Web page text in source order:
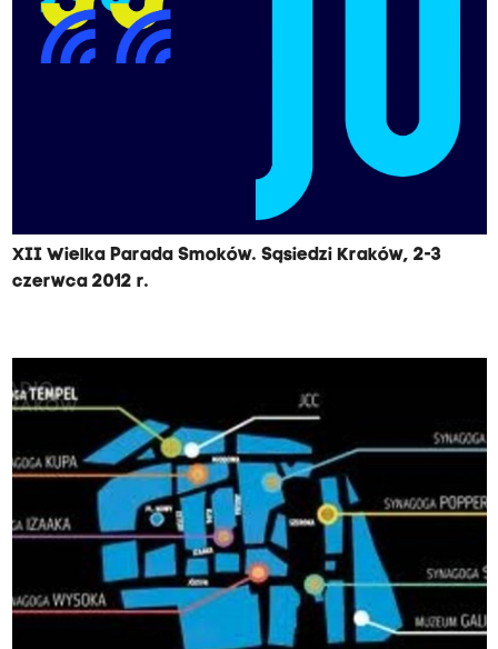
XII Wielka Parada Smoków. Sąsiedzi Kraków, 2-3
czerwca 2012 r.